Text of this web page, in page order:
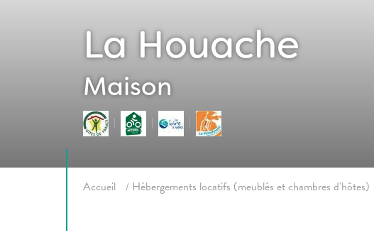
La Houache
Maison
Accueil Hébergements locatifs (meublés et chambres d'hôtes)